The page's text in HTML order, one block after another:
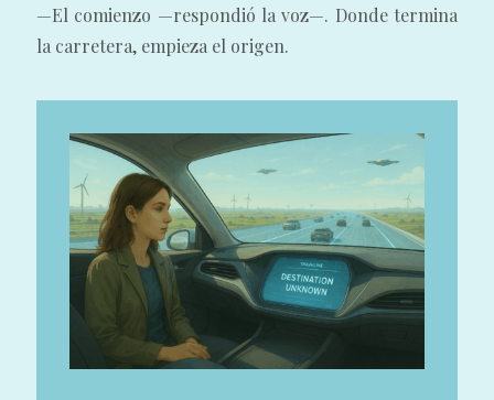
—El comienzo —respondió la voz—. Donde termina
la carretera, empieza el origen.